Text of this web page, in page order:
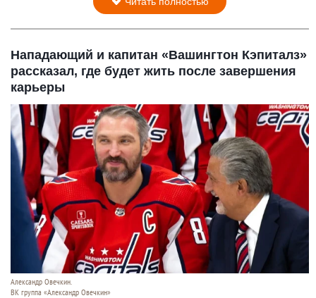
Нападающий и капитан «Вашингтон Кэпиталз»
рассказал, где будет жить после завершения
карьеры
Александр Овечкин.
ВК группа «Александр Овечкин»